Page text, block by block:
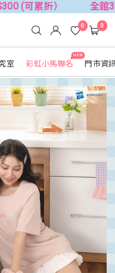
全館3件88折！
室
NEW
彩虹小馬聯名 門市資
0 0